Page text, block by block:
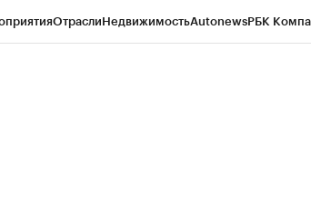
ОтраслиНедвижимостьAutonewsРБК